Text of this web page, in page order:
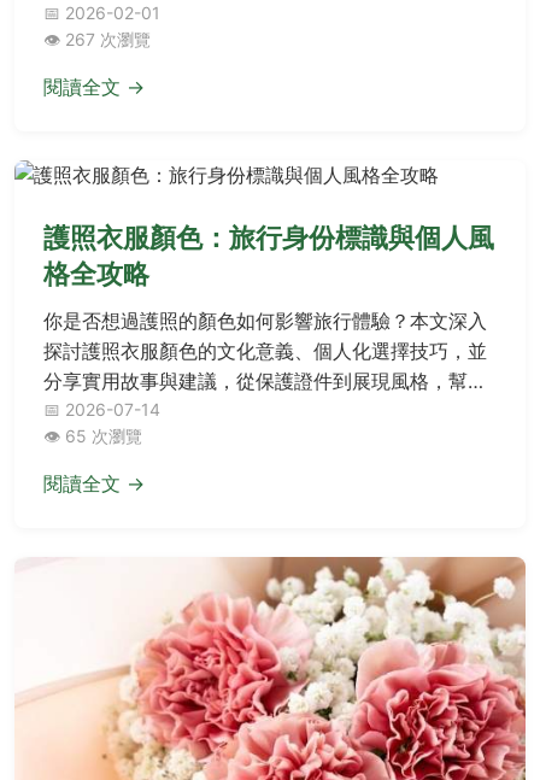
種頂級水果的美味秘密。
📅 2026-02-01
👁️ 267 次瀏覽
閱讀全文 →
護照衣服顏色：旅行身份標識與個人風
格全攻略
你是否想過護照的顏色如何影響旅行體驗？本文深入
探討護照衣服顏色的文化意義、個人化選擇技巧，並
分享實用故事與建議，從保護證件到展現風格，幫助
你在旅途中更從容自信。
📅 2026-07-14
👁️ 65 次瀏覽
閱讀全文 →